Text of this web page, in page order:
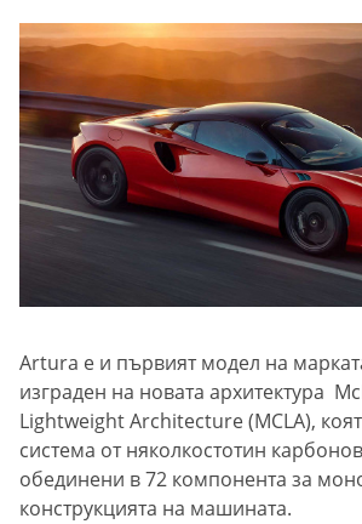
Artura е и първият модел на
изграден на новата архитектура
Lightweight Architecture (MCLA),
система от няколкостотин
обединени в 72 компонента за
конструкцията на машината.